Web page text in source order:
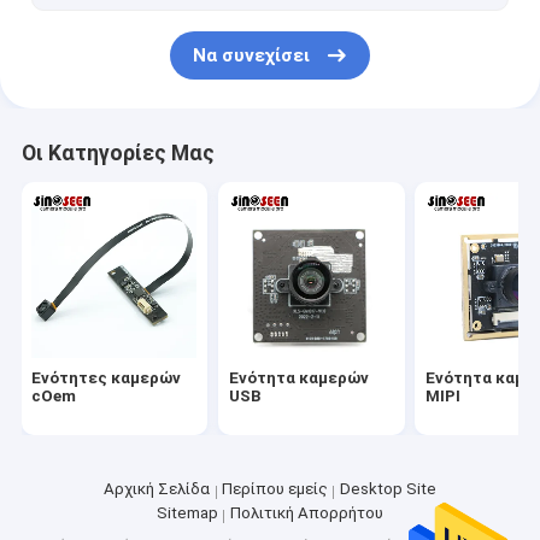
5MP ενότητα καμερών
13MP ενότητα καμερών
Οθόνη Μονούλης Καμερας
Ενότητα καμερών σμέουρων pi
Να συνεχίσει
Οι Κατηγορίες Μας
Ενότητες καμερών
cOem
Ενότητα καμερών
USB
Ενότητα
MIPI
Αρχική Σελίδα Περίπου εμείς
Desktop Site
Sitemap
Πολιτική Απορρήτου